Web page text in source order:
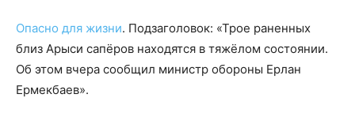
Опасно для жизни. Подзаголовок: «Трое раненных
близ Арыси сапёров находятся в тяжёлом состоянии.
Об этом вчера сообщил министр обороны Ерлан
Ермекбаев».